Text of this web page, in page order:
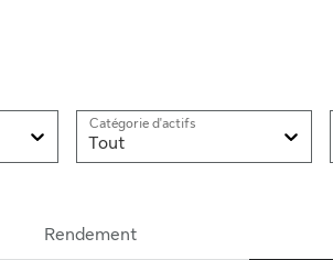
Catégorie d'actifs
Tout
Rendement